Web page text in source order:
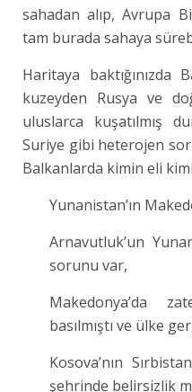
sahadan alıp, Avrupa
tam burada sahaya
Haritaya baktığınızda
kuzeyden Rusya ve
uluslarca kuşatılmış
Suriye gibi heterojen
Balkanlarda kimin eli
Yunanistan’ın
Arnavutluk’un
sorunu var,
Makedonya’da
basılmıştı ve ülke
Kosova’nın
şehrinde belirsizlik